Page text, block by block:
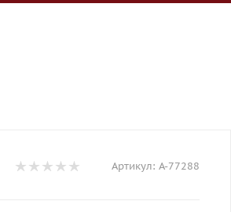
Артикул: A-77288